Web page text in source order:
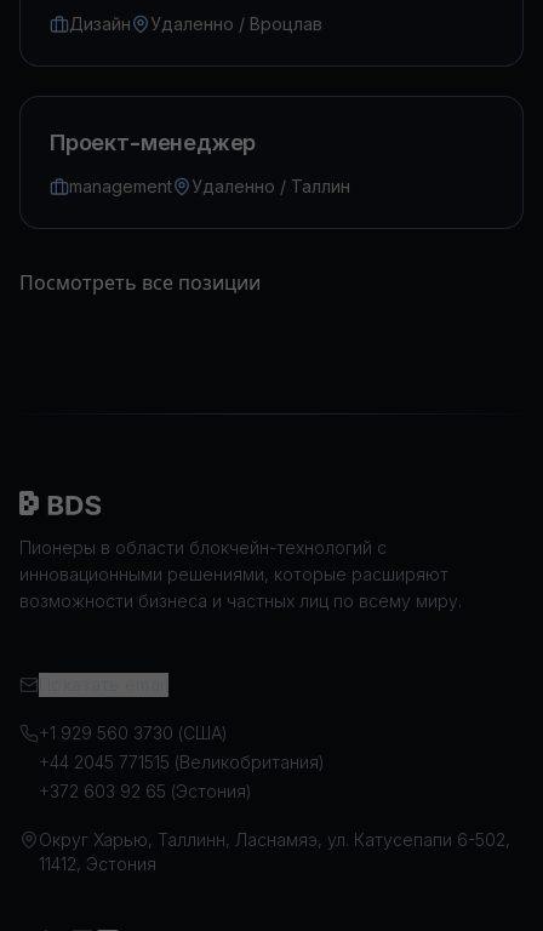
Дизайн Удаленно / Вроцлав
Проект-менеджер
management Удаленно / Таллин
Посмотреть все позиции
Пионеры в области блокчейн-технологий с
инновационными решениями, которые расширяют
возможности бизнеса и частных лиц по всему миру.
+1 929 560 3730 (США)
+44 2045 771515 (Великобритания)
+372 603 92 65 (Эстония)
Округ Харью, Таллинн, Ласнамяэ, ул. Катусепапи 6-502,
11412, Эстония